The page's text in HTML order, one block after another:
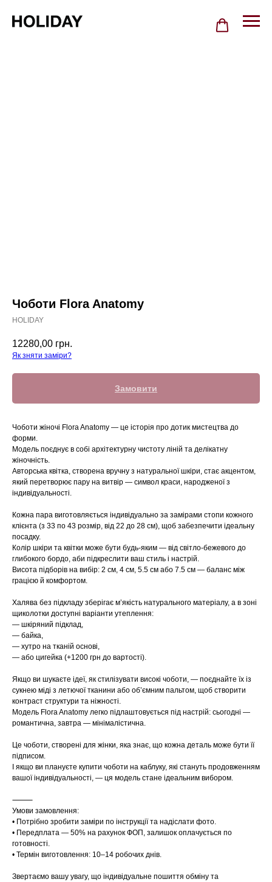
Чоботи Flora Anatomy
HOLIDAY
12280,00 грн.
Як зняти заміри?
Замовити
Чоботи жіночі Flora Anatomy — це історія про дотик мистецтва до
форми.
Модель поєднує в собі архітектурну чистоту ліній та делікатну
жіночність.
Авторська квітка, створена вручну з натуральної шкіри, стає акцентом,
який перетворює пару на витвір — символ краси, народженої з
індивідуальності.
Кожна пара виготовляється індивідуально за замірами стопи кожного
клієнта (з 33 по 43 розмір, від 22 до 28 см), щоб забезпечити ідеальну
посадку.
Колір шкіри та квітки може бути будь-яким — від світло-бежевого до
глибокого бордо, аби підкреслити ваш стиль і настрій.
Висота підборів на вибір: 2 см, 4 см, 5.5 см або 7.5 см — баланс між
грацією й комфортом.
Халява без підкладу зберігає м’якість натурального матеріалу, а в зоні
щиколотки доступні варіанти утеплення:
— шкіряний підклад,
— байка,
— хутро на тканій основі,
— або цигейка (+1200 грн до вартості).
Якщо ви шукаєте ідеї, як стилізувати високі чоботи, — поєднайте їх із
сукнею міді з летючої тканини або об’ємним пальтом, щоб створити
контраст структури та ніжності.
Модель Flora Anatomy легко підлаштовується під настрій: сьогодні —
романтична, завтра — мінімалістична.
Це чоботи, створені для жінки, яка знає, що кожна деталь може бути її
підписом.
І якщо ви плануєте купити чоботи на каблуку, які стануть продовженням
вашої індивідуальності, — ця модель стане ідеальним вибором.
⸻
Умови замовлення:
• Потрібно зробити заміри по інструкції та надіслати фото.
• Передплата — 50% на рахунок ФОП, залишок оплачується по
готовності.
• Термін виготовлення: 10–14 робочих днів.
Звертаємо вашу увагу, що індивідуальне пошиття обміну та